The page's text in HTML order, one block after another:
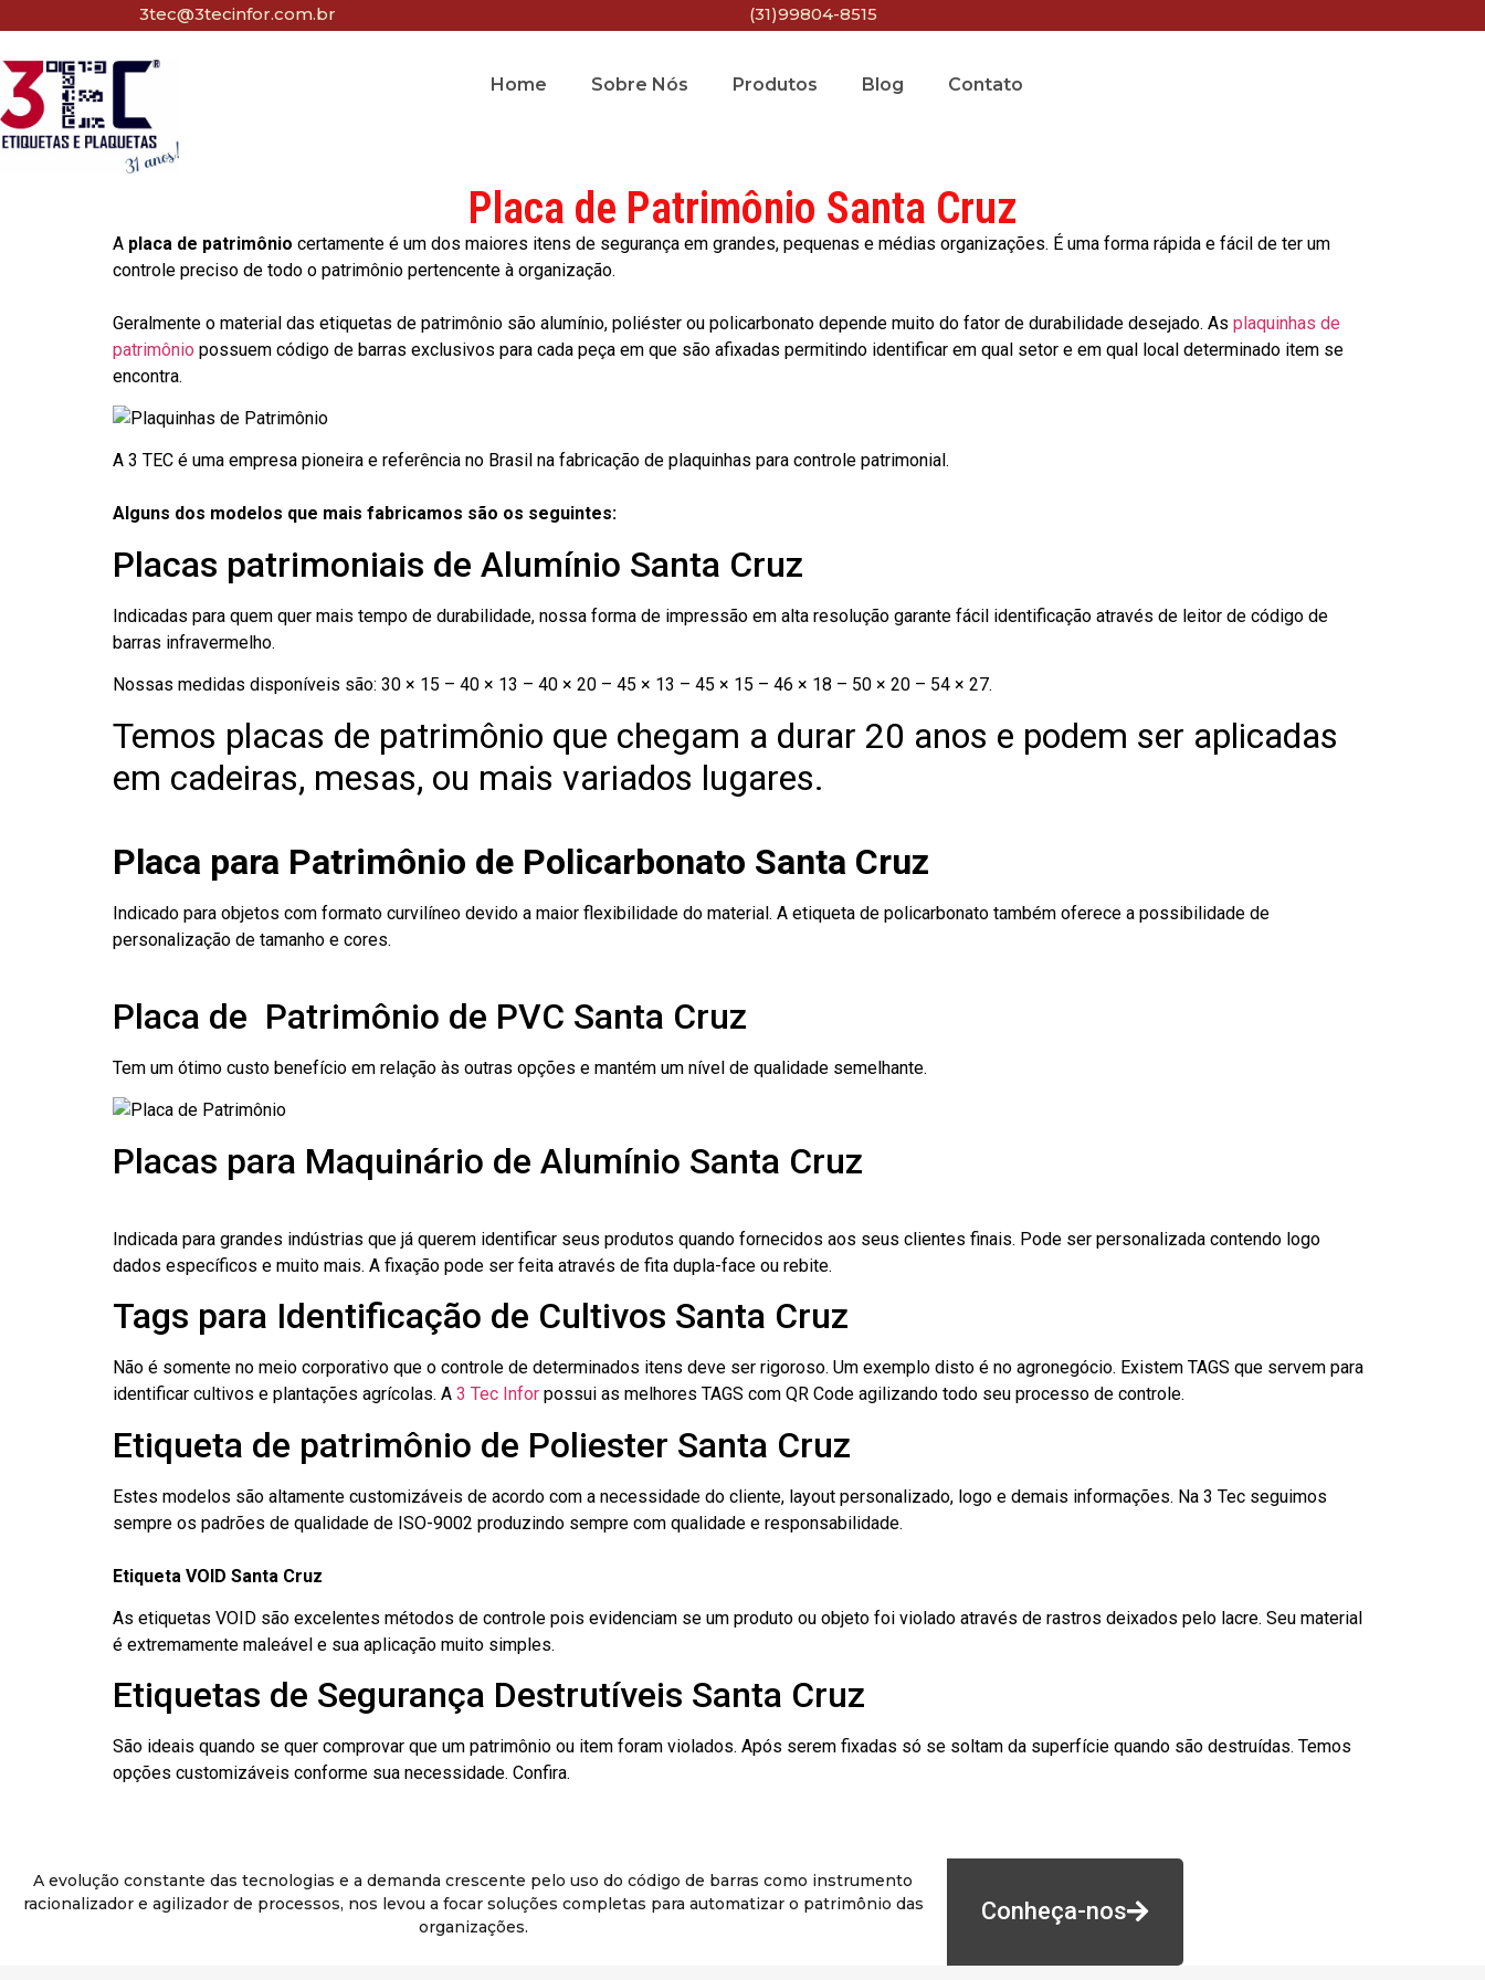
3tec@3tecinfor.com.br (31)99804-8515
Home Sobre Nós Produtos Blog Contato
Placa de Patrimônio Santa Cruz
A placa de patrimônio certamente é um dos maiores itens de segurança em grandes, pequenas e médias organizações. É uma forma rápida e fácil de ter um
controle preciso de todo o patrimônio pertencente à organização.
Geralmente o material das etiquetas de patrimônio são alumínio, poliéster ou policarbonato depende muito do fator de durabilidade desejado. As plaquinhas de
patrimônio possuem código de barras exclusivos para cada peça em que são afixadas permitindo identificar em qual setor e em qual local determinado item se
encontra.
A 3 TEC é uma empresa pioneira e referência no Brasil na fabricação de plaquinhas para controle patrimonial.
Alguns dos modelos que mais fabricamos são os seguintes:
Placas patrimoniais de Alumínio Santa Cruz
Indicadas para quem quer mais tempo de durabilidade, nossa forma de impressão em alta resolução garante fácil identificação através de leitor de código de
barras infravermelho.
Nossas medidas disponíveis são: 30 × 15 – 40 × 13 – 40 × 20 – 45 × 13 – 45 × 15 – 46 × 18 – 50 × 20 – 54 × 27.
Temos placas de patrimônio que chegam a durar 20 anos e podem ser aplicadas
em cadeiras, mesas, ou mais variados lugares.
Placa para Patrimônio de Policarbonato Santa Cruz
Indicado para objetos com formato curvilíneo devido a maior flexibilidade do material. A etiqueta de policarbonato também oferece a possibilidade de
personalização de tamanho e cores.
Placa de Patrimônio de PVC Santa Cruz
Tem um ótimo custo benefício em relação às outras opções e mantém um nível de qualidade semelhante.
Placas para Maquinário de Alumínio Santa Cruz
Indicada para grandes indústrias que já querem identificar seus produtos quando fornecidos aos seus clientes finais. Pode ser personalizada contendo logo
dados específicos e muito mais. A fixação pode ser feita através de fita dupla-face ou rebite.
Tags para Identificação de Cultivos Santa Cruz
Não é somente no meio corporativo que o controle de determinados itens deve ser rigoroso. Um exemplo disto é no agronegócio. Existem TAGS que servem para
identificar cultivos e plantações agrícolas. A 3 Tec Infor possui as melhores TAGS com QR Code agilizando todo seu processo de controle.
Etiqueta de patrimônio de Poliester Santa Cruz
Estes modelos são altamente customizáveis de acordo com a necessidade do cliente, layout personalizado, logo e demais informações. Na 3 Tec seguimos
sempre os padrões de qualidade de ISO-9002 produzindo sempre com qualidade e responsabilidade.
Etiqueta VOID Santa Cruz
As etiquetas VOID são excelentes métodos de controle pois evidenciam se um produto ou objeto foi violado através de rastros deixados pelo lacre. Seu material
é extremamente maleável e sua aplicação muito simples.
Etiquetas de Segurança Destrutíveis Santa Cruz
São ideais quando se quer comprovar que um patrimônio ou item foram violados. Após serem fixadas só se soltam da superfície quando são destruídas. Temos
opções customizáveis conforme sua necessidade. Confira.
A evolução constante das tecnologias e a demanda crescente pelo uso do código de barras como instrumento
racionalizador e agilizador de processos, nos levou a focar soluções completas para automatizar o patrimônio das
organizações.
Conheça-nos